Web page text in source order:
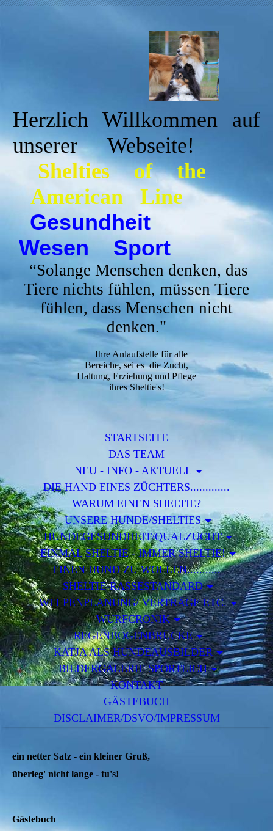
Herzlich Willkommen auf
unserer Webseite!
Sheltiesof the
American Line
Gesundheit
Wesen Sport
“Solange Menschen denken, das
Tiere nichts fühlen, müssen Tiere
fühlen, dass Menschen nicht
denken."
Ihre Anlaufstelle für alle
Bereiche, sei es die Zucht,
Haltung, Erziehung und Pflege
ihres Sheltie's!
STARTSEITE
DAS TEAM
NEU - INFO - AKTUELL
DIE HAND EINES ZÜCHTERS.............
WARUM EINEN SHELTIE?
UNSERE HUNDE/SHELTIES
HUNDEGESUNDHEIT/QUALZUCHT
EINMAL SHELTIE - IMMER SHELTIE!
EINEN HUND ZU WOLLEN...........
SHELTIE-RASSESTANDARD
WELPENPLANUNG/ VERTRÄGE ETC.
WURFCRONIK
REGENBOGENBRÜCKE
KATJA ALS HUNDEAUSBILDER
BILDERGALERIE SPORTLICH
KONTAKT
GÄSTEBUCH
DISCLAIMER/DSVO/IMPRESSUM
ein netter Satz - ein kleiner Gruß,
überleg' nicht lange - tu's!
Gästebuch